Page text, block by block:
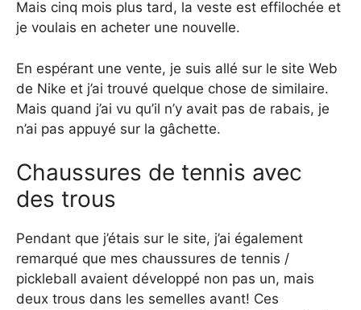
Mais cinq mois plus tard, la veste est effilochée et
je voulais en acheter une nouvelle.
En espérant une vente, je suis allé sur le site Web
de Nike et j’ai trouvé quelque chose de similaire.
Mais quand j’ai vu qu’il n’y avait pas de rabais, je
n’ai pas appuyé sur la gâchette.
Chaussures de tennis avec
des trous
Pendant que j’étais sur le site, j’ai également
remarqué que mes chaussures de tennis /
pickleball avaient développé non pas un, mais
deux trous dans les semelles avant! Ces